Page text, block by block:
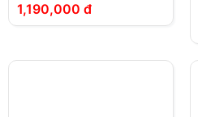
1,190,000 đ